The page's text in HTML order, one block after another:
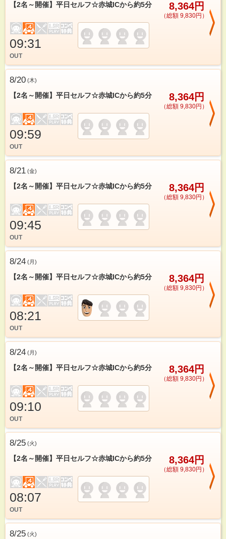
【2名～開催】平日セルフ☆赤城ICから約5分 8,364円
（総額 9,830円）
09:31
OUT
8/20 (木)
【2名～開催】平日セルフ☆赤城ICから約5分 8,364円
（総額 9,830円）
09:59
OUT
8/21 (金)
【2名～開催】平日セルフ☆赤城ICから約5分 8,364円
（総額 9,830円）
09:45
OUT
8/24 (月)
【2名～開催】平日セルフ☆赤城ICから約5分 8,364円
（総額 9,830円）
08:21
OUT
8/24 (月)
【2名～開催】平日セルフ☆赤城ICから約5分 8,364円
（総額 9,830円）
09:10
OUT
8/25 (火)
【2名～開催】平日セルフ☆赤城ICから約5分 8,364円
（総額 9,830円）
08:07
OUT
8/25 (火)